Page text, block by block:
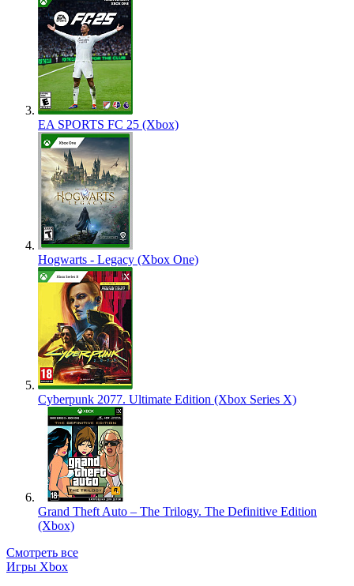
EA SPORTS FC 25 (Xbox)
Hogwarts - Legacy (Xbox One)
Cyberpunk 2077. Ultimate Edition (Xbox Series X)
Grand Theft Auto – The Trilogy. The Definitive Edition
(Xbox)
Смотреть все
Игры Xbox